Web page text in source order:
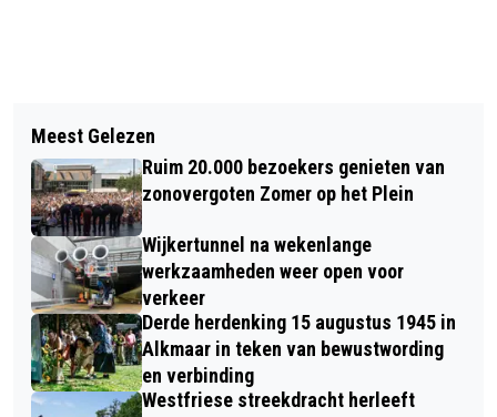
BIJZONDERE JAPANSE LAKBOOM IN
HORTUS ALKMAAR VERWOEST DOOR
STORM
DIT WEEKEND WEER VLINDERS
TELLEN! VLINDERSTICHTING
BENIEUWD NAAR TELLING NA MAGER
VOORJAAR
Meest Gelezen
Ruim 20.000 bezoekers genieten van
zonovergoten Zomer op het Plein
Wijkertunnel na wekenlange
werkzaamheden weer open voor
verkeer
Derde herdenking 15 augustus 1945 in
Alkmaar in teken van bewustwording
en verbinding
Westfriese streekdracht herleeft